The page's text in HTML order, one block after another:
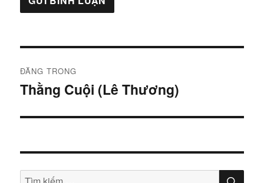
hướng
ĐĂNG TRONG
Thằng Cuội (Lê Thương)
Tìm
TÌM